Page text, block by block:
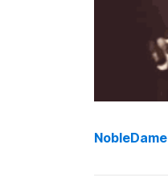
NobleDame